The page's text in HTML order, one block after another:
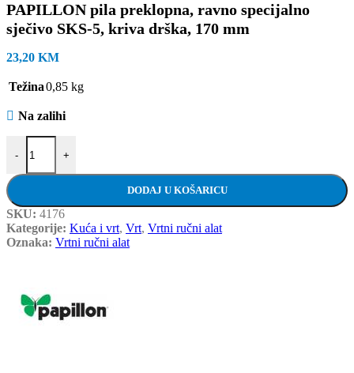
PAPILLON pila preklopna, ravno specijalno
sječivo SKS-5, kriva drška, 170 mm
23,20 KM
Težina0,85 kg
Na zalihi
-
PAPILLON pila preklopna, ravno specijalno sječivo SKS-5, kriva
+
DODAJ U KOŠARICU
SKU: 4176
Kategorije: Kuća i vrt, Vrt, Vrtni ručni alat
Oznaka: Vrtni ručni alat